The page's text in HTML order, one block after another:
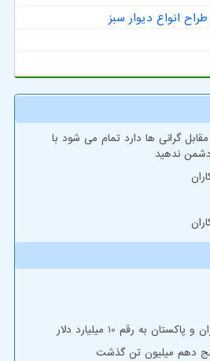
انواع دیوار سبز
گرانی ها دارد تمام می شود با
ندهید
به رقم 10 میلیارد دلار